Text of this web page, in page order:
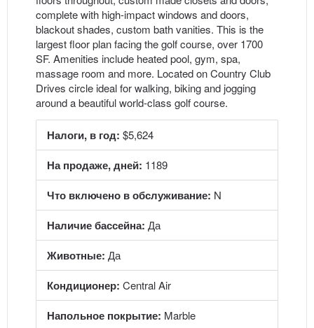
complete with high-impact windows and doors,
blackout shades, custom bath vanities. This is the
largest floor plan facing the golf course, over 1700
SF. Amenities include heated pool, gym, spa,
massage room and more. Located on Country Club
Drives circle ideal for walking, biking and jogging
around a beautiful world-class golf course.
Налоги, в год: $5,624
На продаже, дней: 1189
Что включено в обслуживание: N
Наличие бассейна: Да
Животные: Да
Кондиционер: Central Air
Напольное покрытие: Marble